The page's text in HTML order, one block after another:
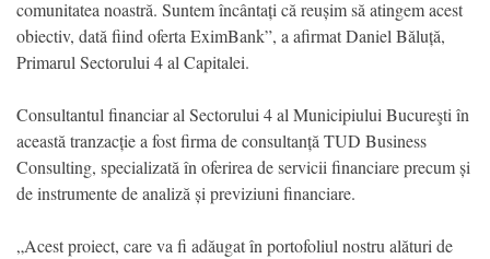
comunitatea noastră. Suntem încântați că reușim să atingem acest
obiectiv, dată fiind oferta EximBank”, a afirmat Daniel Băluță,
Primarul Sectorului 4 al Capitalei.
Consultantul financiar al Sectorului 4 al Municipiului Bucureşti în
această tranzacție a fost firma de consultanță TUD Business
Consulting, specializată în oferirea de servicii financiare precum și
de instrumente de analiză și previziuni financiare.
„Acest proiect, care va fi adăugat în portofoliul nostru alături de